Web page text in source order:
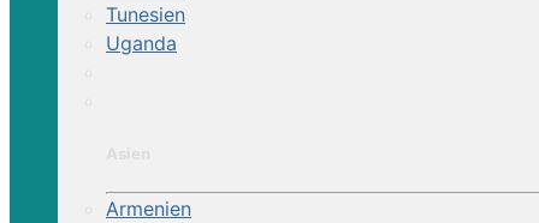
Tunesien
Uganda
Armenien